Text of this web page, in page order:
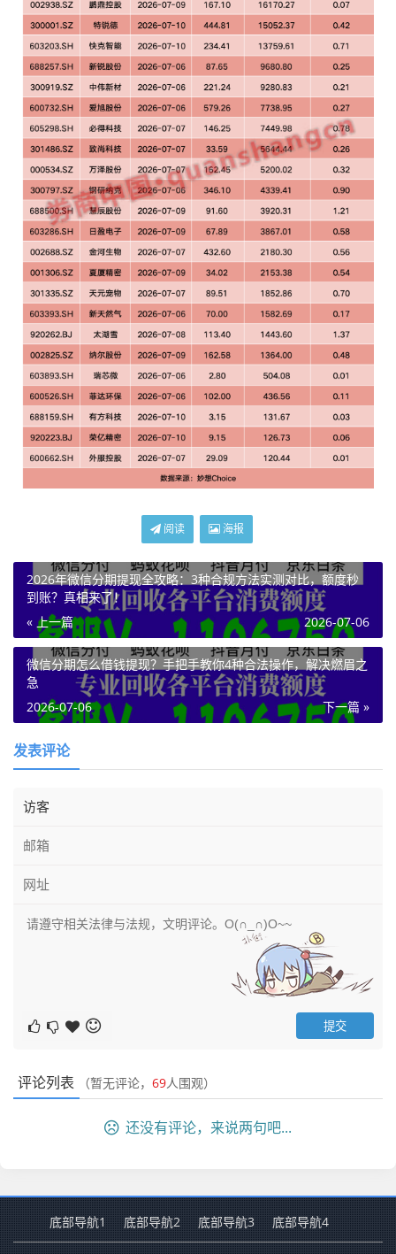
阅读 海报
2026年微信分期提现全攻略：3种合规方法实测对比，额度秒
到账？真相来了！
« 上一篇
2026-07-06
微信分期怎么借钱提现？手把手教你4种合法操作，解决燃眉之
急
下一篇 »
2026-07-06
发表评论
评论列表 （暂无评论， 69人围观）
还没有评论，来说两句吧...
底部导航1 底部导航2 底部导航3 底部导航4